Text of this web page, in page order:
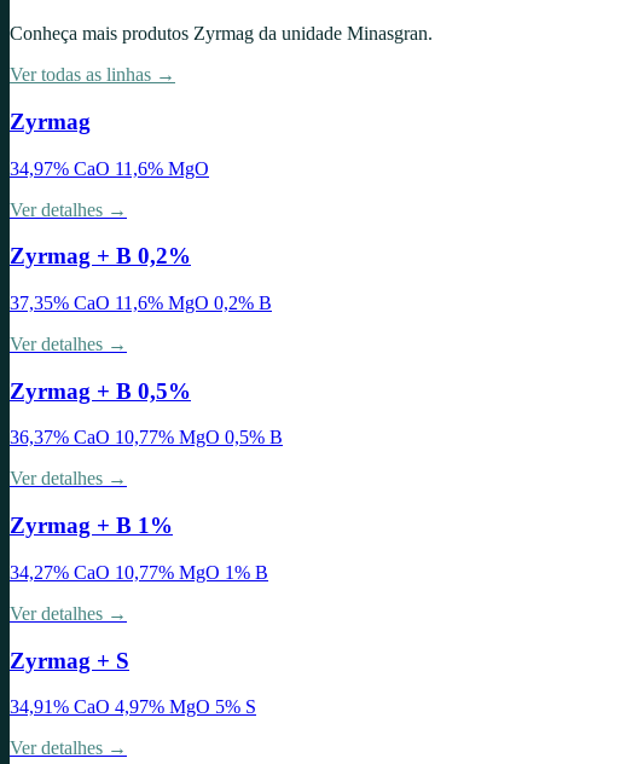
Conheça mais produtos Zyrmag da unidade Minasgran.
Ver todas as linhas →
Zyrmag
34,97% CaO 11,6% MgO
Ver detalhes →
Zyrmag + B 0,2%
37,35% CaO 11,6% MgO 0,2% B
Ver detalhes →
Zyrmag + B 0,5%
36,37% CaO 10,77% MgO 0,5% B
Ver detalhes →
Zyrmag + B 1%
34,27% CaO 10,77% MgO 1% B
Ver detalhes →
Zyrmag + S
34,91% CaO 4,97% MgO 5% S
Ver detalhes →